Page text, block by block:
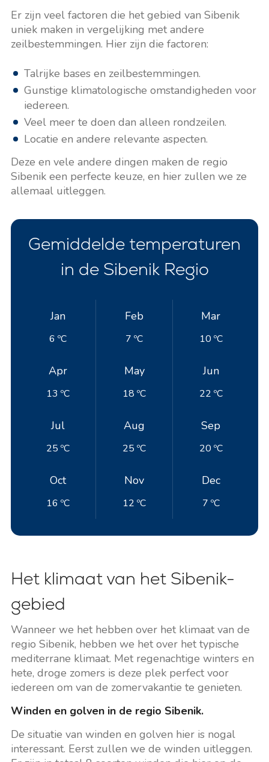
Er zijn veel factoren die het gebied van Sibenik
uniek maken in vergelijking met andere
zeilbestemmingen. Hier zijn die factoren:
Talrijke bases en zeilbestemmingen.
Gunstige klimatologische omstandigheden voor
iedereen.
Veel meer te doen dan alleen rondzeilen.
Locatie en andere relevante aspecten.
Deze en vele andere dingen maken de regio
Sibenik een perfecte keuze, en hier zullen we ze
allemaal uitleggen.
Gemiddelde temperaturen
in de Sibenik Regio
Jan
6 ºC
Feb
7 ºC
Mar
10 ºC
Apr
13 ºC
May
18 ºC
Jun
22 ºC
Jul
25 ºC
Aug
25 ºC
Sep
20 ºC
Oct
16 ºC
Nov
12 ºC
Dec
7 ºC
Het klimaat van het Sibenik-
gebied
Wanneer we het hebben over het klimaat van de
regio Sibenik, hebben we het over het typische
mediterrane klimaat. Met regenachtige winters en
hete, droge zomers is deze plek perfect voor
iedereen om van de zomervakantie te genieten.
Winden en golven in de regio Sibenik.
De situatie van winden en golven hier is nogal
interessant. Eerst zullen we de winden uitleggen.